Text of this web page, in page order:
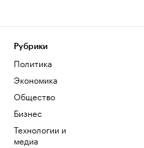
Рубрики
Политика
Экономика
Общество
Бизнес
Технологии и
медиа